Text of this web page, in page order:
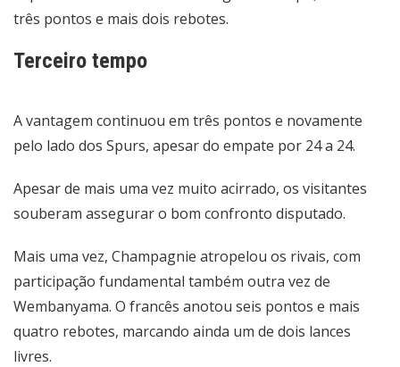
três pontos e mais dois rebotes.
Terceiro tempo
A vantagem continuou em três pontos e novamente
pelo lado dos Spurs, apesar do empate por 24 a 24.
Apesar de mais uma vez muito acirrado, os visitantes
souberam assegurar o bom confronto disputado.
Mais uma vez, Champagnie atropelou os rivais, com
participação fundamental também outra vez de
Wembanyama. O francês anotou seis pontos e mais
quatro rebotes, marcando ainda um de dois lances
livres.